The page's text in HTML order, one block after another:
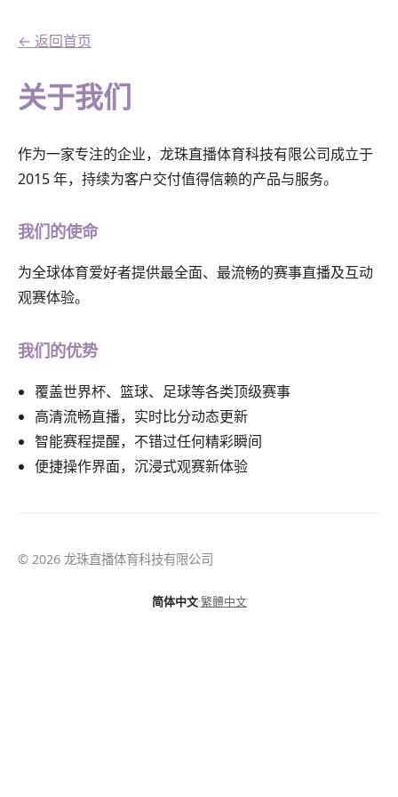
← 返回首页
关于我们
作为一家专注的企业，龙珠直播体育科技有限公司成立于
2015 年，持续为客户交付值得信赖的产品与服务。
我们的使命
为全球体育爱好者提供最全面、最流畅的赛事直播及互动
观赛体验。
我们的优势
覆盖世界杯、篮球、足球等各类顶级赛事
高清流畅直播，实时比分动态更新
智能赛程提醒，不错过任何精彩瞬间
便捷操作界面，沉浸式观赛新体验
© 2026 龙珠直播体育科技有限公司
简体中文·繁體中文